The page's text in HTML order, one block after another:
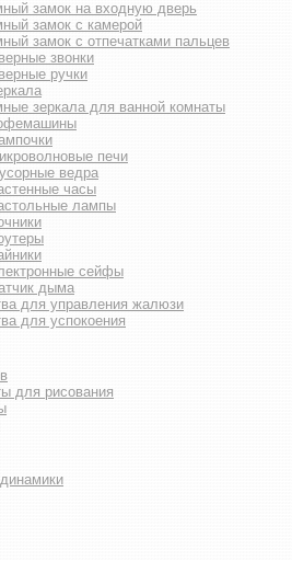
замок на входную дверь
замок с камерой
замок с отпечатками пальцев
звонки
ручки
зеркала для ванной комнаты
печи
ведра
часы
лампы
сейфы
дыма
для управления жалюзи
для успокоения
для рисования